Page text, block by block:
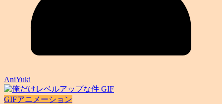
AniYuki
GIFアニメーション